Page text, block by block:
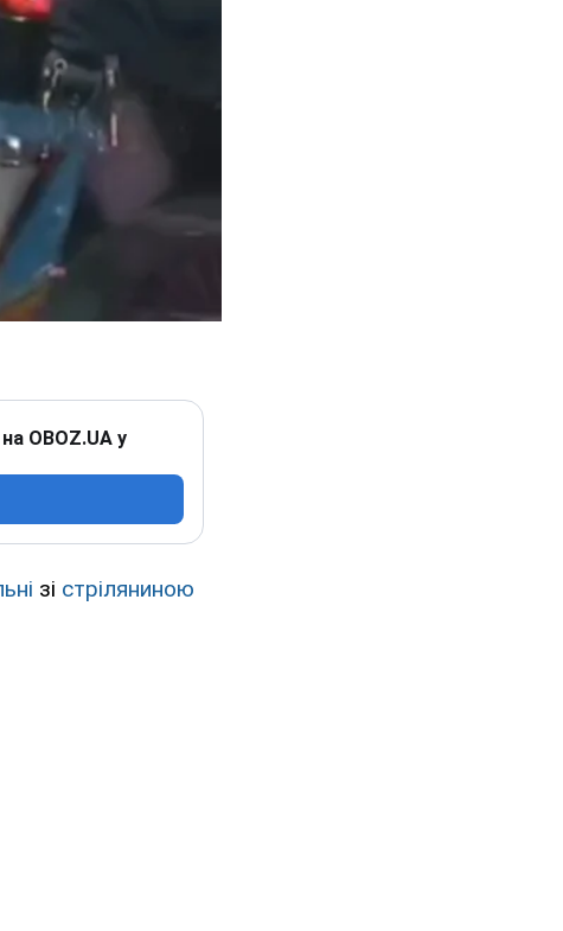
OBOZ.UA у
зі стріляниною